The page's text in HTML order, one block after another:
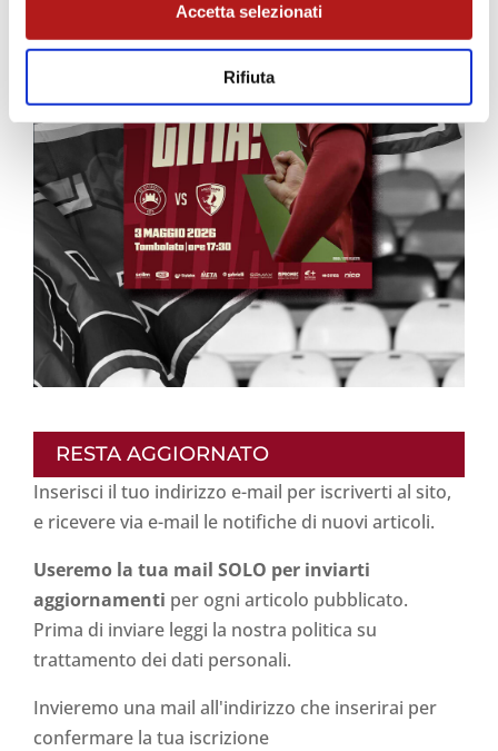
Accetta selezionati
Rifiuta
RESTA AGGIORNATO
Inserisci il tuo indirizzo e-mail per iscriverti al sito,
e ricevere via e-mail le notifiche di nuovi articoli.
Useremo la tua mail SOLO per inviarti
aggiornamenti per ogni articolo pubblicato.
Prima di inviare leggi la nostra politica su
trattamento dei dati personali.
Invieremo una mail all'indirizzo che inserirai per
confermare la tua iscrizione